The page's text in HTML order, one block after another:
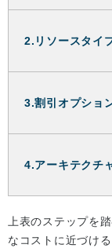
2.リソースタイ
3.割引オプショ
4.アーキテクチ
上表のステップを
なコストに近づけ